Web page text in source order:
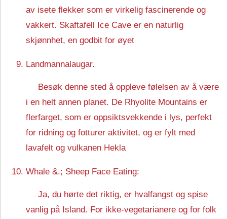
av isete flekker som er virkelig fascinerende og
vakkert. Skaftafell Ice Cave er en naturlig
skjønnhet, en godbit for øyet
Landmannalaugar.
Besøk denne sted å oppleve følelsen av å være
i en helt annen planet. De Rhyolite Mountains er
flerfarget, som er oppsiktsvekkende i lys, perfekt
for ridning og fotturer aktivitet, og er fylt med
lavafelt og vulkanen Hekla
Whale &.; Sheep Face Eating:
Ja, du hørte det riktig, er hvalfangst og spise
vanlig på Island. For ikke-vegetarianere og for folk